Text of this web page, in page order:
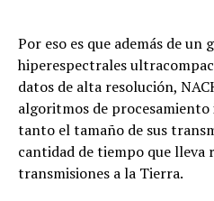
Por eso es que además de un
hiperespectrales
datos de alta resolución,
algoritmos de
tanto el tamaño de sus
cantidad de tiempo que lleva
transmisiones a la Tierra.